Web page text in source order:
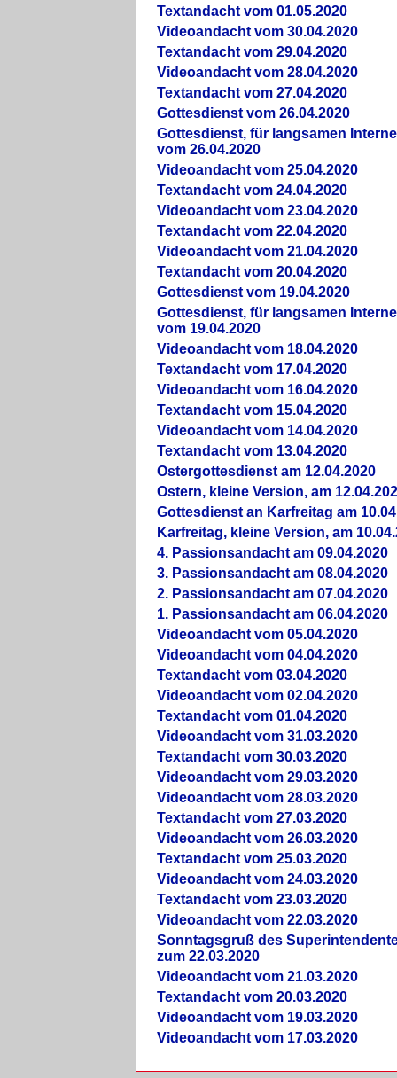
Textandacht vom 01.05.2020
Videoandacht vom 30.04.2020
Textandacht vom 29.04.2020
Videoandacht vom 28.04.2020
Textandacht vom 27.04.2020
Gottesdienst vom 26.04.2020
Gottesdienst, für langsamen
vom 26.04.2020
Videoandacht vom 25.04.2020
Textandacht vom 24.04.2020
Videoandacht vom 23.04.2020
Textandacht vom 22.04.2020
Videoandacht vom 21.04.2020
Textandacht vom 20.04.2020
Gottesdienst vom 19.04.2020
Gottesdienst, für langsamen
vom 19.04.2020
Videoandacht vom 18.04.2020
Textandacht vom 17.04.2020
Videoandacht vom 16.04.2020
Textandacht vom 15.04.2020
Videoandacht vom 14.04.2020
Textandacht vom 13.04.2020
Ostergottesdienst am 12.04.2020
Ostern, kleine Version, am
Gottesdienst an Karfreitag am
Karfreitag, kleine Version, am
4. Passionsandacht am 09.04.2020
3. Passionsandacht am 08.04.2020
2. Passionsandacht am 07.04.2020
1. Passionsandacht am 06.04.2020
Videoandacht vom 05.04.2020
Videoandacht vom 04.04.2020
Textandacht vom 03.04.2020
Videoandacht vom 02.04.2020
Textandacht vom 01.04.2020
Videoandacht vom 31.03.2020
Textandacht vom 30.03.2020
Videoandacht vom 29.03.2020
Videoandacht vom 28.03.2020
Textandacht vom 27.03.2020
Videoandacht vom 26.03.2020
Textandacht vom 25.03.2020
Videoandacht vom 24.03.2020
Textandacht vom 23.03.2020
Videoandacht vom 22.03.2020
Sonntagsgruß des
zum 22.03.2020
Videoandacht vom 21.03.2020
Textandacht vom 20.03.2020
Videoandacht vom 19.03.2020
Videoandacht vom 17.03.2020